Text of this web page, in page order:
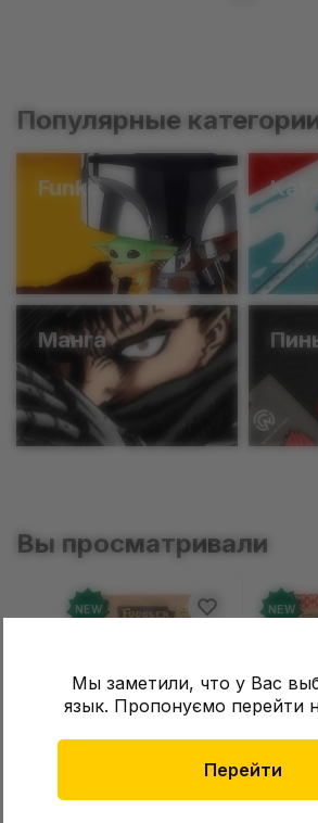
Мы заметили, что у Вас
язык. Пропонуємо перейти
Перейти
Популярные
Funko
Манга
Вы просматривали
NEW NEW
Брелок